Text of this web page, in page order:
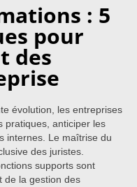
: 5
pour
des
évolution, les entreprises
pratiques, anticiper les
internes. Le maîtrise du
des juristes.
supports sont
de la gestion des